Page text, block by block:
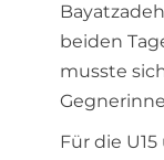
beiden
musste
Für die